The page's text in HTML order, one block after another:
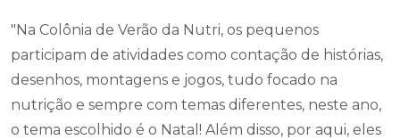
"Na Colônia de Verão da Nutri, os pequenos
participam de atividades como contação de histórias,
desenhos, montagens e jogos, tudo focado na
nutrição e sempre com temas diferentes, neste ano,
o tema escolhido é o Natal! Além disso, por aqui, eles